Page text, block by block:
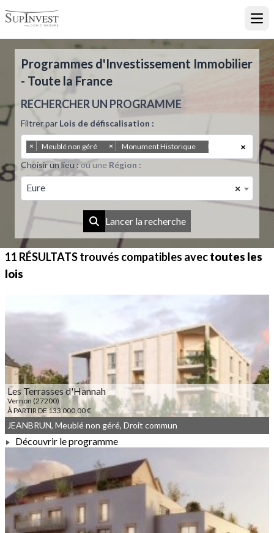
Programmes d'Investissement Immobilier
- Toute la France
RECHERCHER UN PROGRAMME
Filtrer par Lois de défiscalisation :
×
× Meublé non géré × Monument Historique × Résidence
Choisir un lieu :ou une Région :
×
Eure
Lancer la recherche
11 RÉSULTATStrouvés compatibles avectoutes les
lois
Les Terrasses d'Hannah
Vernon (27200)
À PARTIR DE 133 000,00 €
À PARTIR DE 133 000,00 €
JEANBRUN, Meublé non géré, Droit commun
Découvrir le programme